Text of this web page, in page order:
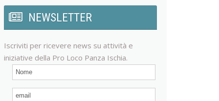
NEWSLETTER
Iscriviti per ricevere news su attività e
iniziative della Pro Loco Panza Ischia.